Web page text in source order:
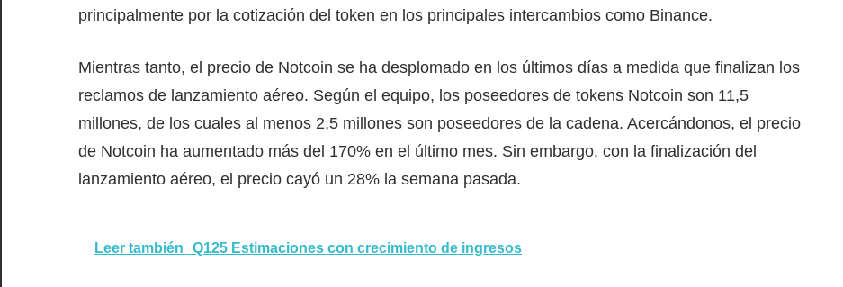
principalmente por la cotización del token en los principales intercambios como Binance.
Mientras tanto, el precio de Notcoin se ha desplomado en los últimos días a medida que finalizan los
reclamos de lanzamiento aéreo. Según el equipo, los poseedores de tokens Notcoin son 11,5
millones, de los cuales al menos 2,5 millones son poseedores de la cadena. Acercándonos, el precio
de Notcoin ha aumentado más del 170% en el último mes. Sin embargo, con la finalización del
lanzamiento aéreo, el precio cayó un 28% la semana pasada.
Leer también Q125 Estimaciones con crecimiento de ingresos